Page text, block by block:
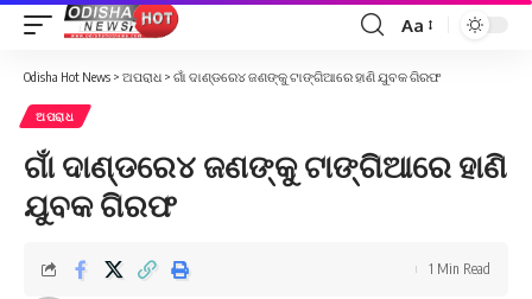
Font
Resizer
Aa
Odisha Hot News > ଅପରାଧ > ଗାଁ ଦାଣ୍ଡରେ୪ ଜଣଙ୍କୁ ଟାଙ୍ଗିଆରେ ହାଣି ଯୁବକ ଗିରଫ
ଅପରାଧ
ଗାଁ ଦାଣ୍ଡରେ୪ ଜଣଙ୍କୁ ଟାଙ୍ଗିଆରେ ହାଣି
ଯୁବକ ଗିରଫ
1 Min Read